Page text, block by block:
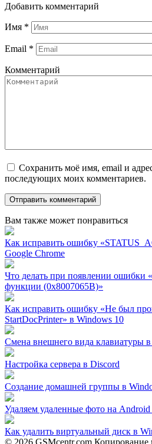
Добавить комментарий
Имя *
Email *
Комментарий
Сохранить моё имя, email и
последующих моих комментариев.
Вам также может понравиться
Как исправить ошибку
Google Chrome
Что делать при появлении ошибки
функции (0x8007065B)»
Как исправить ошибку «Не был
StartDocPrinter» в Windows 10
Смена внешнего вида клавиатуры
Настройка сервера в Discord
Создание домашней группы в
Удаляем удаленные фото на Android
Как удалить виртуальный диск в
© 2026 GSMcentr.com Копирование